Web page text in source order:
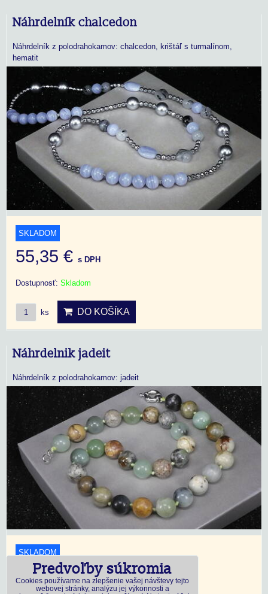
Náhrdelník chalcedon
Náhrdelník z polodrahokamov: chalcedon, krištáľ s turmalínom,
hematit
SKLADOM
55,35 € s DPH
Dostupnosť: Skladom
ks DO KOŠÍKA
Náhrdelnik jadeit
Náhrdelník z polodrahokamov: jadeit
SKLADOM
18,45 €s DPH
Predvoľby súkromia
Cookies používame na zlepšenie vašej návštevy tejto
webovej stránky, analýzu jej výkonnosti a